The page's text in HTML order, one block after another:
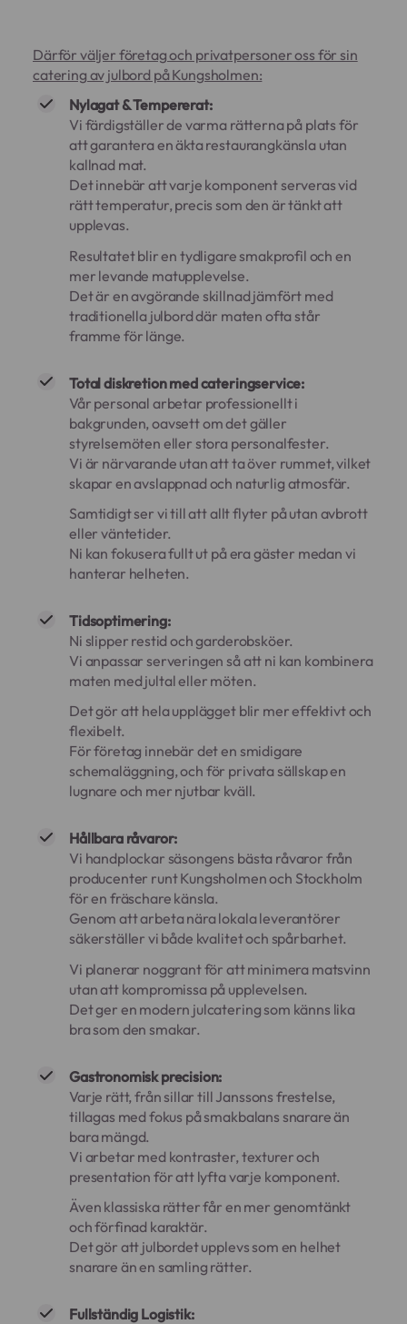
Därför väljer företag och privatpersoner oss för sin
catering av julbord på Kungsholmen:
Nylagat & Tempererat:
Vi färdigställer de varma rätterna på plats för
att garantera en äkta restaurangkänsla utan
kallnad mat.
Det innebär att varje komponent serveras vid
rätt temperatur, precis som den är tänkt att
upplevas.
Resultatet blir en tydligare smakprofil och en
mer levande matupplevelse.
Det är en avgörande skillnad jämfört med
traditionella julbord där maten ofta står
framme för länge.
Total diskretion med cateringservice:
Vår personal arbetar professionellt i
bakgrunden, oavsett om det gäller
styrelsemöten eller stora personalfester.
Vi är närvarande utan att ta över rummet, vilket
skapar en avslappnad och naturlig atmosfär.
Samtidigt ser vi till att allt flyter på utan avbrott
eller väntetider.
Ni kan fokusera fullt ut på era gäster medan vi
hanterar helheten.
Tidsoptimering:
Ni slipper restid och garderobsköer.
Vi anpassar serveringen så att ni kan kombinera
maten med jultal eller möten.
Det gör att hela upplägget blir mer effektivt och
flexibelt.
För företag innebär det en smidigare
schemaläggning, och för privata sällskap en
lugnare och mer njutbar kväll.
Hållbara råvaror:
Vi handplockar säsongens bästa råvaror från
producenter runt Kungsholmen och Stockholm
för en fräschare känsla.
Genom att arbeta nära lokala leverantörer
säkerställer vi både kvalitet och spårbarhet.
Vi planerar noggrant för att minimera matsvinn
utan att kompromissa på upplevelsen.
Det ger en modern julcatering som känns lika
bra som den smakar.
Gastronomisk precision:
Varje rätt, från sillar till Janssons frestelse,
tillagas med fokus på smakbalans snarare än
bara mängd.
Vi arbetar med kontraster, texturer och
presentation för att lyfta varje komponent.
Även klassiska rätter får en mer genomtänkt
och förfinad karaktär.
Det gör att julbordet upplevs som en helhet
snarare än en samling rätter.
Fullständig Logistik: